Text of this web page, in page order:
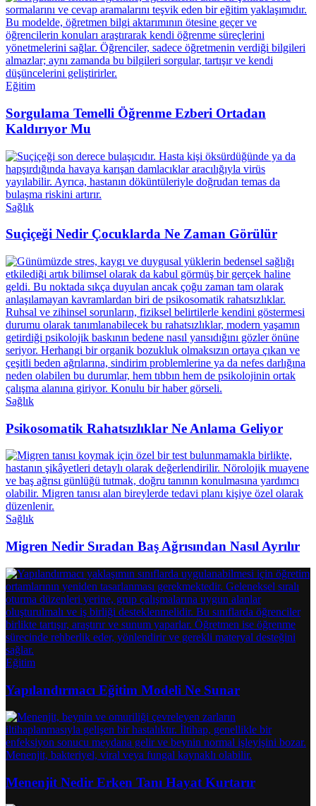
Eğitim
Sorgulama Temelli Öğrenme Ezberi Ortadan
Kaldırıyor Mu
Sağlık
Suçiçeği Nedir Çocuklarda Ne Zaman Görülür
Sağlık
Psikosomatik Rahatsızlıklar Ne Anlama Geliyor
Sağlık
Migren Nedir Sıradan Baş Ağrısından Nasıl Ayrılır
Eğitim
Yapılandırmacı Eğitim Modeli Ne Sunar
Menenjit Nedir Erken Tanı Hayat Kurtarır